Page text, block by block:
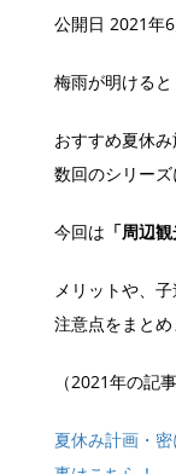
公開日 2021年
梅雨が明けると
おすすめ夏休
数回のシリーズ
今回は 「周辺
メリットや、
注意点をまとめ
（2021年の記
夏休み計画・